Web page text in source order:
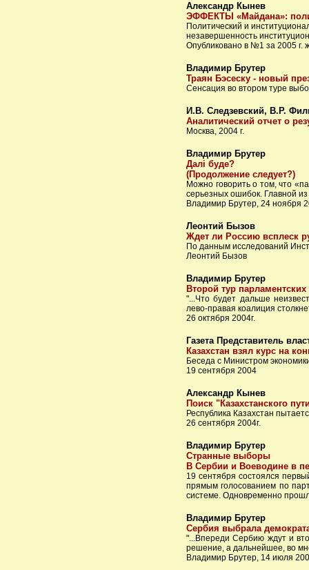
Александр Кынев
ЭФФЕКТЫ «Майдана»:
Политический и
незавершенность
Опубликовано в №1 за 2005 г.
Владимир Брутер
Траян Бэсеску - новый
Сенсация во втором туре
И.В. Следзевский, В.Р.
Аналитический отчет о
Москва, 2004 г.
Владимир Брутер
Далi буде?
(Продолжение следует?)
Можно говорить о том, что
серьезных ошибок. Главной
Владимир Брутер, 24 ноября
Леонтий Бызов
Ждет ли Россию всплеск
По данным исследований
Леонтий Бызов
Владимир Брутер
Второй тур
"...Что будет дальше
лево-правая коалиция
26 октября 2004г.
Газета Представитель
Казахстан взял курс на
Беседа с Министром
19 сентября 2004
Александр Кынев
Поиск "Казахстанского
Республика Казахстан
26 сентября 2004г.
Владимир Брутер
Странные выборы
В Сербии и Воеводине в
19 сентября состоялся
прямым голосованием по
системе. Одновременно
Владимир Брутер
Сербия выбрала
"...Впереди Сербию ждут и
решение, а дальнейшее, во
Владимир Брутер, 14 июля